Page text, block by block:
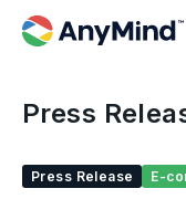
Press
Press Release
E-